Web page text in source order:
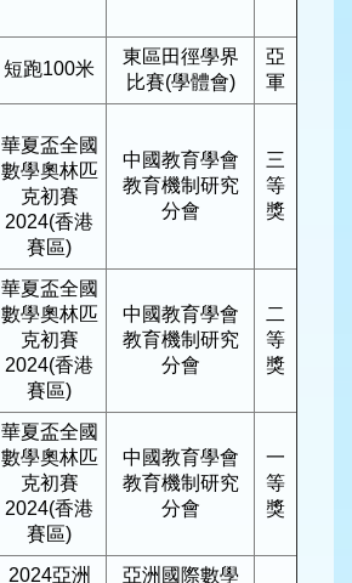
短跑100米
東區田徑學界
比賽(學體會)
亞
軍
華夏盃全國
數學奧林匹
克初賽
2024(香港
賽區)
中國教育學會
教育機制研究
分會
三
等
獎
華夏盃全國
數學奧林匹
克初賽
2024(香港
賽區)
中國教育學會
教育機制研究
分會
二
等
獎
華夏盃全國
數學奧林匹
克初賽
2024(香港
賽區)
中國教育學會
教育機制研究
分會
一
等
獎
2024亞洲
亞洲國際數學